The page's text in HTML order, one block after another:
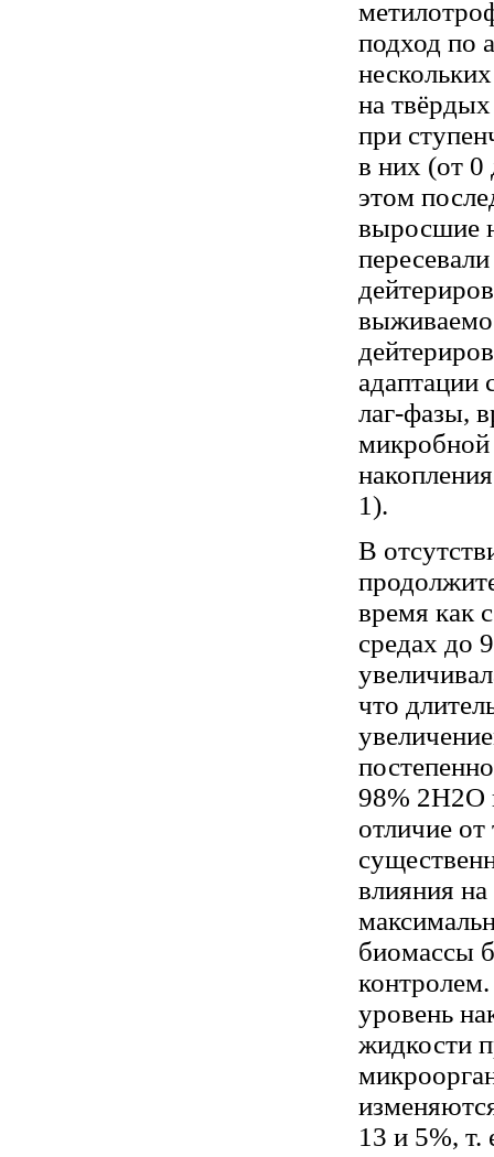
подход по
на
при
в них (от 0
этом
выросшие
адаптации
лаг-фазы,
1).
В
время как
средах до
что
98% 2H2O
отличие
влияния
биомассы
уровень
жидкости
13 и 5%, т.